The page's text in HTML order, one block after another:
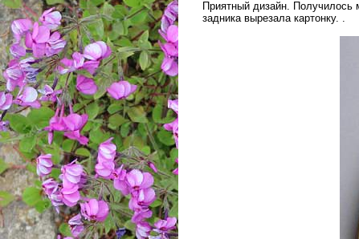
Приятный дизайн. Получилось
задника вырезала картонку. .